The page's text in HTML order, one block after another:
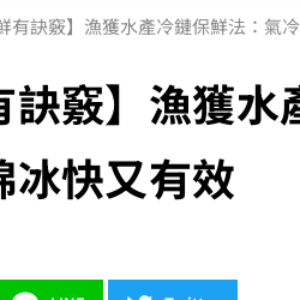
有訣竅】漁獲水產冷鏈保鮮法：
訣竅】漁獲
快又有效